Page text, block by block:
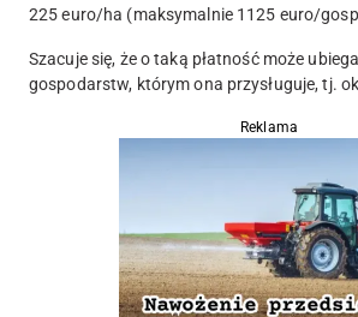
225 euro/ha (maksymalnie 1125 euro/
Szacuje się, że o taką płatność może
gospodarstw, którym ona przysługuje, tj.
Reklama